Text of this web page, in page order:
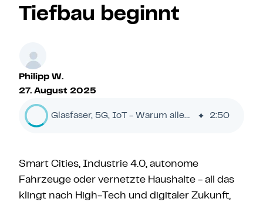
Tiefbau beginnt
Philipp W.
27. August 2025
Glasfaser, 5G, IoT - Warum alles mit dem Tiefbau beginnt 2:50
Smart Cities, Industrie 4.0, autonome
Fahrzeuge oder vernetzte Haushalte - all das
klingt nach High-Tech und digitaler Zukunft,